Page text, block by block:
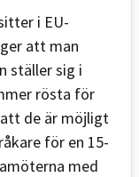
i EU-
att man
ställer sig i
rösta för
de är möjligt
för en 15-
med